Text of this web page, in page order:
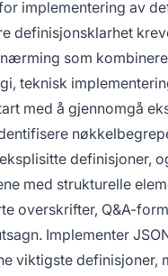
implementering av
definisjonsklarhet
som
teknisk
med å gjennomgå
definisjoner,
med strukturelle
overskrifter, Q&A-
Implementer
viktigste definisjoner,